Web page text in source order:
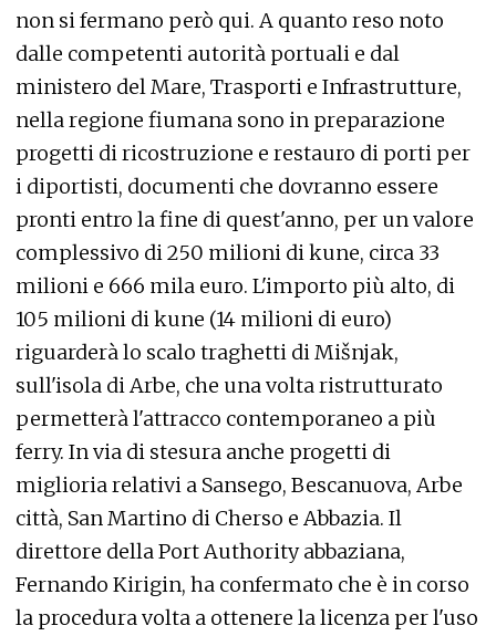
non si fermano però qui. A quanto reso noto
dalle competenti autorità portuali e dal
ministero del Mare, Trasporti e Infrastrutture,
nella regione fiumana sono in preparazione
progetti di ricostruzione e restauro di porti per
i diportisti, documenti che dovranno essere
pronti entro la fine di quest'anno, per un valore
complessivo di 250 milioni di kune, circa 33
milioni e 666 mila euro. L'importo più alto, di
105 milioni di kune (14 milioni di euro)
riguarderà lo scalo traghetti di Mišnjak,
sull'isola di Arbe, che una volta ristrutturato
permetterà l'attracco contemporaneo a più
ferry. In via di stesura anche progetti di
miglioria relativi a Sansego, Bescanuova, Arbe
città, San Martino di Cherso e Abbazia. Il
direttore della Port Authority abbaziana,
Fernando Kirigin, ha confermato che è in corso
la procedura volta a ottenere la licenza per l'uso